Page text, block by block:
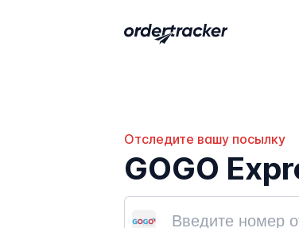
Отследите вашу посылку
GOGO